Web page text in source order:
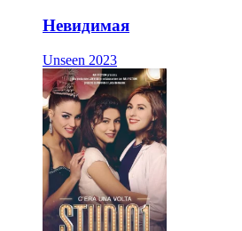
Невидимая
Unseen 2023